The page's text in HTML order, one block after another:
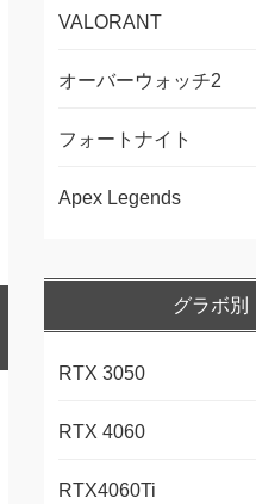
VALORANT
オーバーウォッチ2
フォートナイト
Apex Legends
グラボ別
RTX 3050
RTX 4060
RTX4060Ti